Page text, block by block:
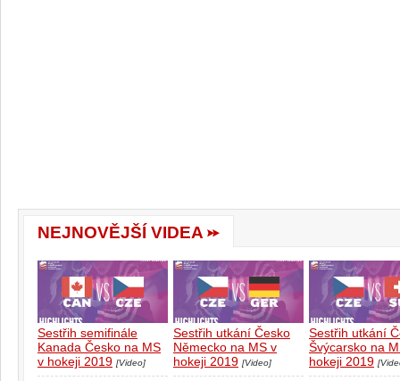
NEJNOVĚJŠÍ VIDEA
Sestřih semifinále
Kanada Česko na MS
v hokeji 2019 [Video]
Sestřih utkání Česko
Německo na MS v
hokeji 2019 [Video]
Sestřih utkání
Švýcarsko na
hokeji 2019